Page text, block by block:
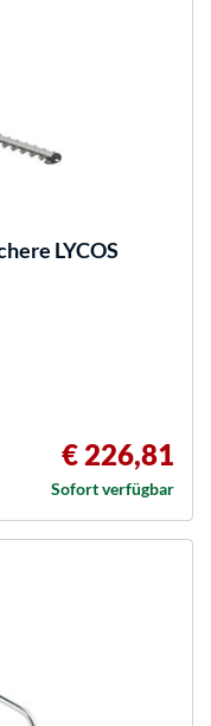
LYCOS
€ 226,81
Sofort verfügbar